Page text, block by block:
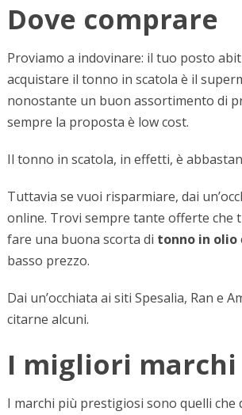
Dove comprare
Proviamo a indovinare: il tuo posto
acquistare il tonno in scatola è il
nonostante un buon assortimento di
sempre la proposta è low cost.
Il tonno in scatola, in effetti, è
Tuttavia se vuoi risparmiare, dai
online. Trovi sempre tante offerte che
fare una buona scorta di tonno in olio
basso prezzo.
Dai un’occhiata ai siti Spesalia, Ran e
citarne alcuni.
I migliori marchi
I marchi più prestigiosi sono quelli che